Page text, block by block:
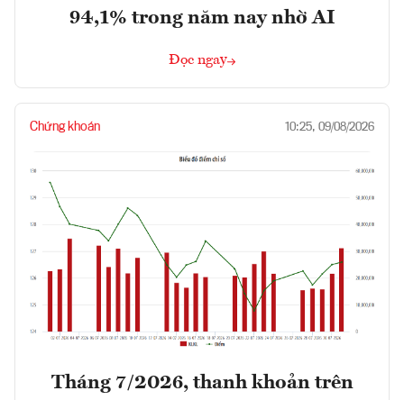
94,1% trong năm nay nhờ AI
Đọc ngay
Chứng khoán 10:25, 09/08/2026
Tháng 7/2026, thanh khoản trên